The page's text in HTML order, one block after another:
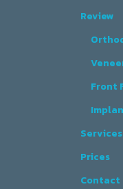
Review
Front
Services
Prices
Contact